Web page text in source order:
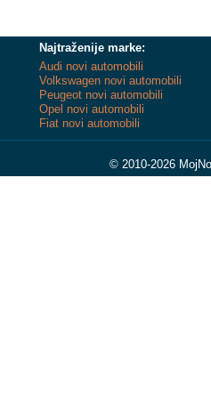
Najtraženije marke:
Audi novi automobili
Volkswagen novi automobili
Peugeot novi automobili
Opel novi automobili
Fiat novi automobili
© 2010-2026